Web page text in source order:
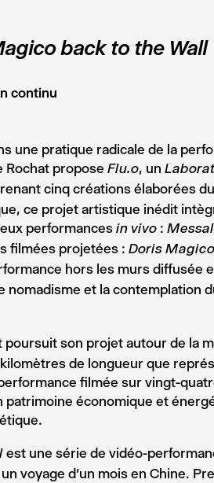
back to the Wall
continu
une pratique radicale de la
Rochat propose Flu.o, un
cinq créations élaborées
ce projet artistique inédit
performances in vivo :
filmées projetées : Doris
hors les murs diffusée
nomadisme et la contemplation
poursuit son projet autour de la
de longueur que
filmée sur vingt-
patrimoine économique et
est une série de vidéo-
voyage d’un mois en Chine.